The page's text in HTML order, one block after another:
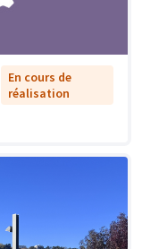
En cours de
réalisation